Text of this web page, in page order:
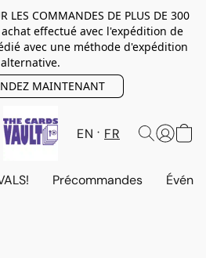
LES COMMANDES DE PLUS DE 300
achat effectué avec l'expédition de
avec une méthode d'expédition
alternative.
MAINTENANT
EN FR
Précommandes